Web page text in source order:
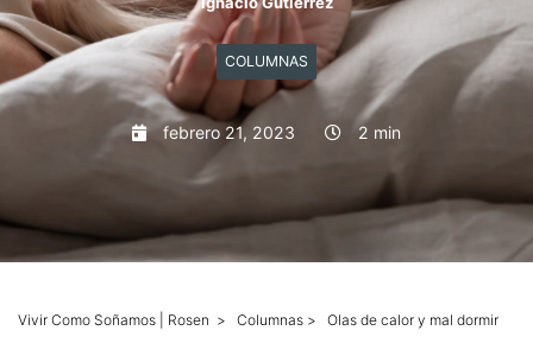
Mascotas
Columnas
Productos
COLUMNAS
febrero 21, 2023 2 min
Vivir Como Soñamos | Rosen > Columnas > Olas de calor y mal dormir